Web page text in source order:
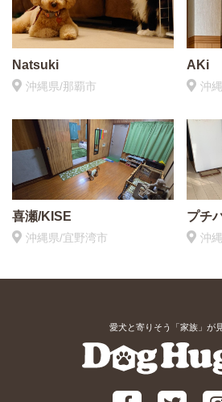
Natsuki
沖縄県/那覇市
AKi
沖
喜瀬/KISE
沖縄県/宜野湾市
プチ
沖
愛犬と寄りそう「家族」が